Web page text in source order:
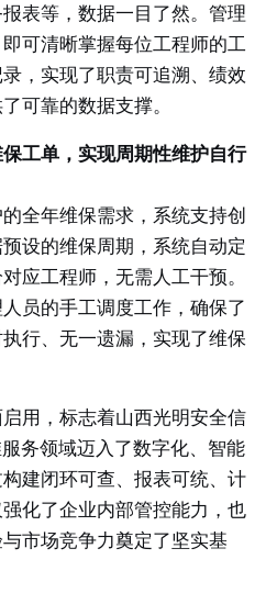
表等，数据一目了然。管理
可清晰掌握每位工程师的工
，实现了职责可追溯、绩效
可靠的数据支撑。
工单，实现周期性维护自行
全年维保需求，系统支持创
设的维保周期，系统自动定
应工程师，无需人工干预。
员的手工调度工作，确保了
行、无一遗漏，实现了维保
用，标志着山西光明安全信
务领域迈入了数字化、智能
建闭环可查、报表可统、计
化了企业内部管控能力，也
市场竞争力奠定了坚实基